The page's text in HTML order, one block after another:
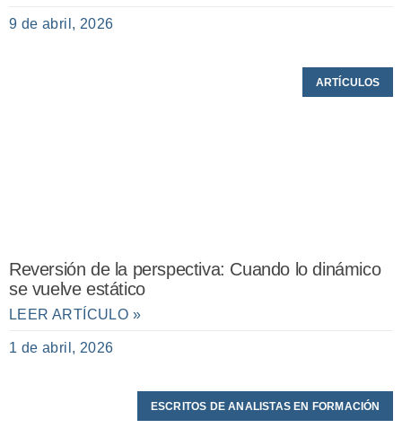
9 de abril, 2026
ARTÍCULOS
Reversión de la perspectiva: Cuando lo dinámico
se vuelve estático
LEER ARTÍCULO »
1 de abril, 2026
ESCRITOS DE ANALISTAS EN FORMACIÓN